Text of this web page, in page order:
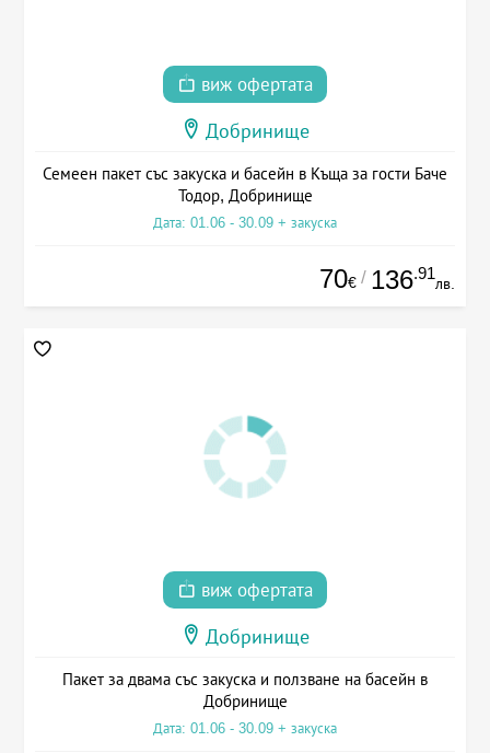
виж офертата
Добринище
Семеен пакет със закуска и басейн в Къща за гости Баче
Тодор, Добринище
Дата: 01.06 - 30.09 + закуска
70€ / 136.91
лв.
виж офертата
Добринище
Пакет за двама със закуска и ползване на басейн в
Добринище
Дата: 01.06 - 30.09 + закуска